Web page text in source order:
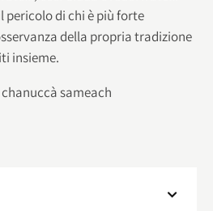
pericolo di chi è più forte
della propria tradizione
insieme.
sameach